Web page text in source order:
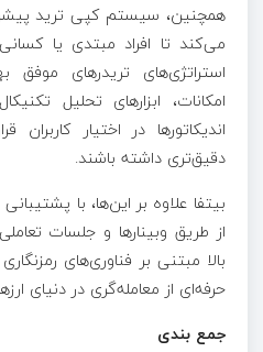
همچنین، سیستم کپی ترید
می‌کند تا افراد مبتدی یا
استراتژی‌های تریدرهای موفق
امکانات، ابزارهای تحلیل
اندیکاتورها در اختیار
دقیق‌تری داشته باشند.
از طریق وبینارها و جلسات
بالا مبتنی بر فناوری‌های
حرفه‌ای از معامله‌گری در دنیای
جمع بندی